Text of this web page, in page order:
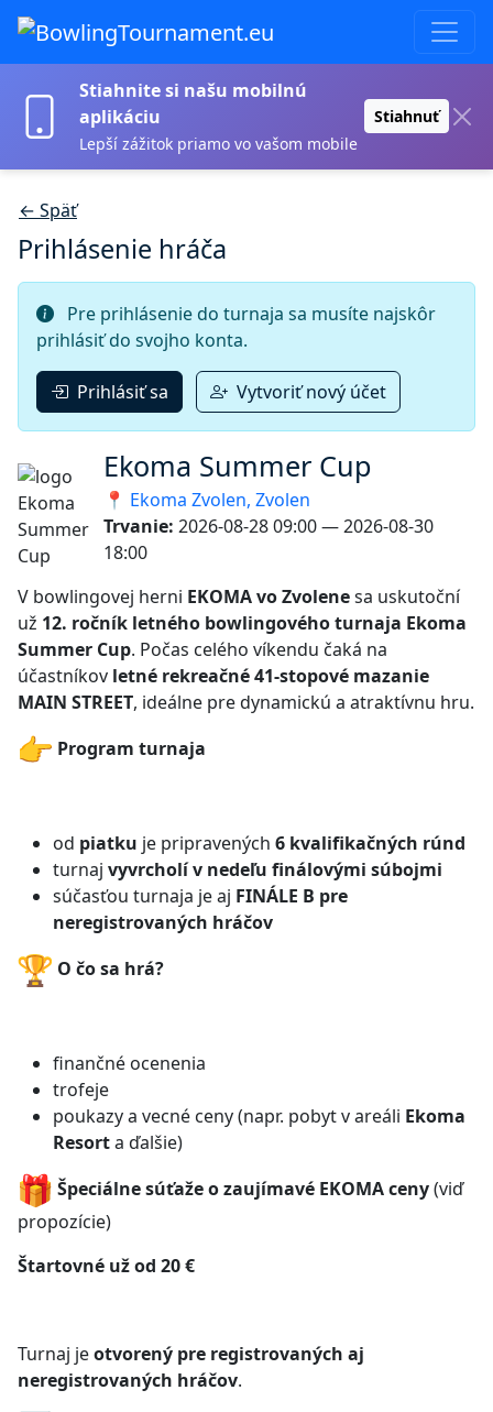
Stiahnite si našu mobilnú
aplikáciu
Lepší zážitok priamo vo vašom mobile
Stiahnuť
← Späť
Prihlásenie hráča
Pre prihlásenie do turnaja sa musíte najskôr
prihlásiť do svojho konta.
Prihlásiť sa Vytvoriť nový účet
Ekoma Summer Cup
📍 Ekoma Zvolen, Zvolen
Trvanie: 2026-08-28 09:00 — 2026-08-30
18:00
V bowlingovej herni EKOMA vo Zvolenesa uskutoční
už 12. ročník letného bowlingového turnaja Ekoma
Summer Cup. Počas celého víkendu čaká na
účastníkov letné rekreačné 41-stopové mazanie
MAIN STREET, ideálne pre dynamickú a atraktívnu hru.
Program turnaja
od piatku je pripravených 6 kvalifikačných rúnd
turnaj vyvrcholí v nedeľu finálovými súbojmi
súčasťou turnaja je aj FINÁLE B pre
neregistrovaných hráčov
O čo sa hrá?
finančné ocenenia
trofeje
poukazy a vecné ceny (napr. pobyt v areáli Ekoma
Resorta ďalšie)
Špeciálne súťaže o zaujímavé EKOMA ceny(viď
propozície)
Štartovné už od 20 €
Turnaj jeotvorený pre registrovaných aj
neregistrovaných hráčov.